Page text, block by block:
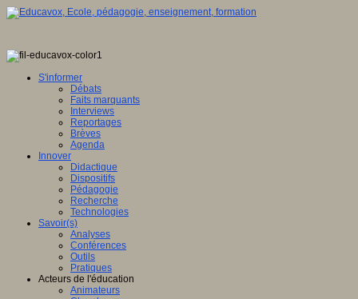
S'informer
Débats
Faits marquants
Interviews
Reportages
Brèves
Agenda
Innover
Didactique
Dispositifs
Pédagogie
Recherche
Technologies
Savoir(s)
Analyses
Conférences
Outils
Pratiques
Acteurs de l'éducation
Animateurs